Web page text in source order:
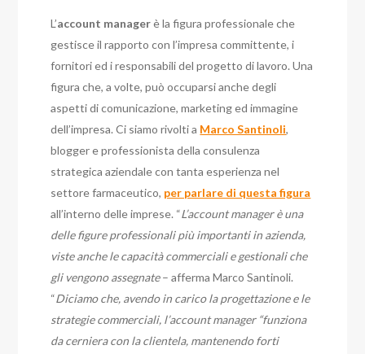
L’account managerè la figura professionale che
gestisce il rapporto con l’impresa committente, i
fornitori ed i responsabili del progetto di lavoro. Una
figura che, a volte, può occuparsi anche degli
aspetti di comunicazione, marketing ed immagine
dell’impresa. Ci siamo rivolti a Marco Santinoli,
blogger e professionista della consulenza
strategica aziendale con tanta esperienza nel
settore farmaceutico, per parlare di questa figura
all’interno delle imprese. “L’account manager è una
delle figure professionali più importanti in azienda,
viste anche le capacità commerciali e gestionali che
gli vengono assegnate– afferma Marco Santinoli.
“Diciamo che, avendo in carico la progettazione e le
strategie commerciali, l’account manager “funziona
da cerniera con la clientela, mantenendo forti